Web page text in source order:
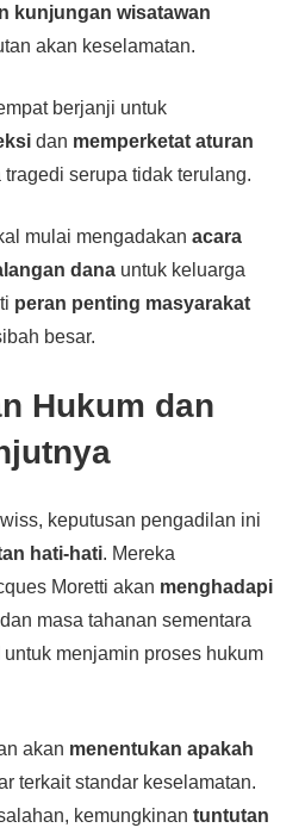
kunjungan wisatawan
akan keselamatan.
berjanji untuk
dan memperketat aturan
tragedi serupa tidak terulang.
mulai mengadakan acara
danauntuk keluarga
peran penting masyarakat
besar.
Hukum dan
keputusan pengadilan ini
hati-hati. Mereka
Moretti akan menghadapi
masa tahanan sementara
untuk menjamin proses hukum
akan menentukan apakah
terkait standar keselamatan.
kemungkinan tuntutan